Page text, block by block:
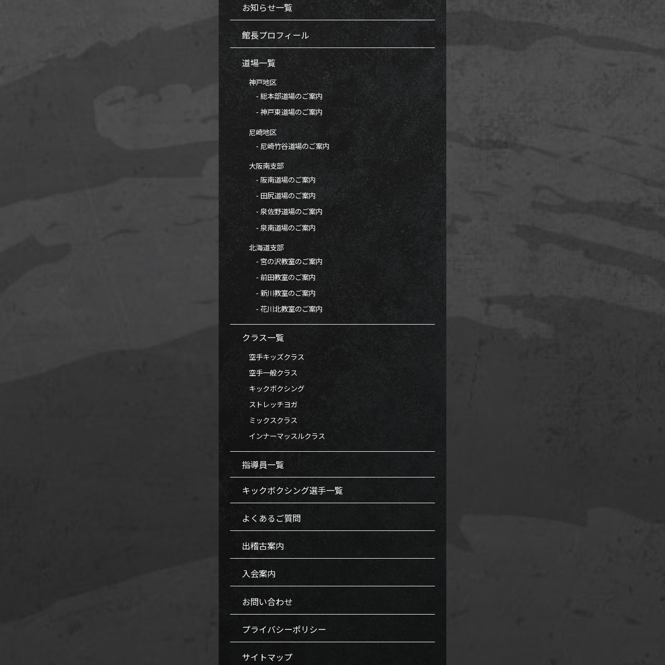
お知らせ一覧
館長プロフィール
道場一覧
神戸地区
- 総本部道場のご案内
- 神戸東道場のご案内
尼崎地区
- 尼崎竹谷道場のご案内
大阪南支部
- 阪南道場のご案内
- 田尻道場のご案内
- 泉佐野道場のご案内
- 泉南道場のご案内
北海道支部
- 宮の沢教室のご案内
- 前田教室のご案内
- 新川教室のご案内
- 花川北教室のご案内
クラス一覧
空手キッズクラス
空手一般クラス
キックボクシング
ストレッチヨガ
ミックスクラス
インナーマッスルクラス
指導員一覧
キックボクシング選手一覧
よくあるご質問
出稽古案内
入会案内
お問い合わせ
プライバシーポリシー
サイトマップ